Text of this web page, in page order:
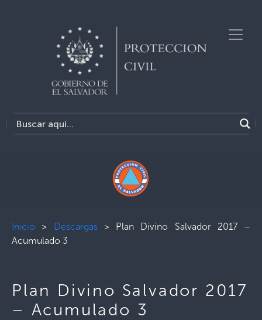
Inicio > Descargas> Plan Divino Salvador 2017 –
Acumulado 3
Plan Divino Salvador 2017
– Acumulado 3